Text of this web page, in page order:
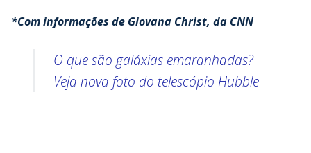
*Com informações de Giovana Christ, da CNN
O que são galáxias emaranhadas?
Veja nova foto do telescópio Hubble